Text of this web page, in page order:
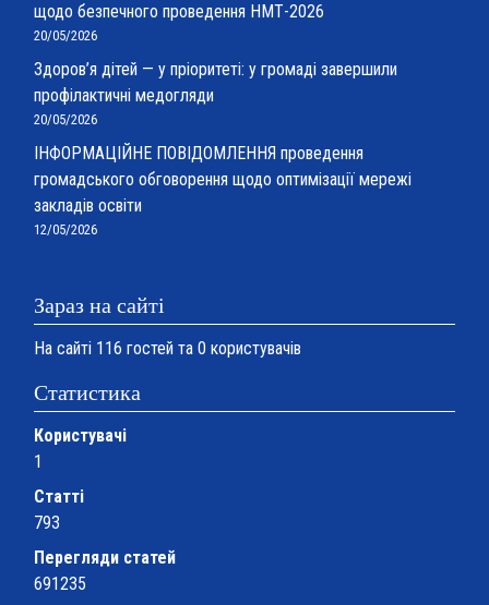
щодо безпечного проведення НМТ-2026
20/05/2026
Здоров’я дітей — у пріоритеті: у громаді завершили
профілактичні медогляди
20/05/2026
ІНФОРМАЦІЙНЕ ПОВІДОМЛЕННЯ проведення
громадського обговорення щодо оптимізації мережі
закладів освіти
12/05/2026
Зараз на сайті
На сайті 116 гостей та 0 користувачів
Статистика
Користувачі
1
Статті
793
Перегляди статей
691235